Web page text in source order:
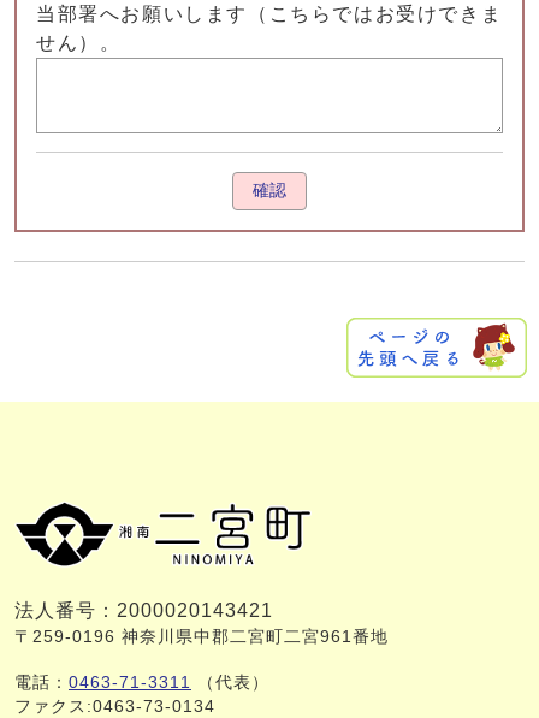
当部署へお願いします（こちらではお受けできま
せん）。
確認
法人番号：2000020143421
〒259-0196 神奈川県中郡二宮町二宮961番地
電話： 0463-71-3311 （代表）
ファクス:0463-73-0134